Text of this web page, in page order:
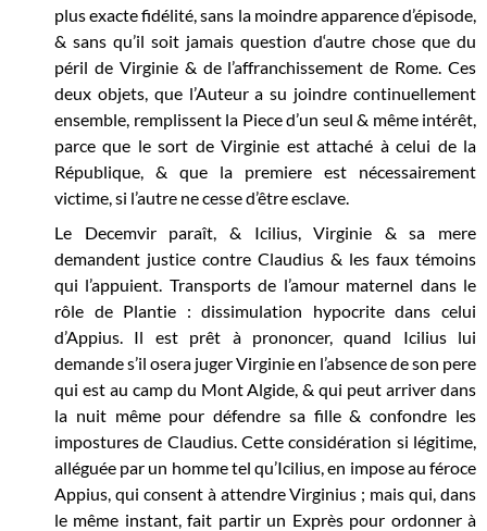
plus exacte fidélité, sans la moindre apparence d’épisode,
& sans qu’il soit jamais question d‘autre chose que du
péril de Virginie & de l’affranchissement de Rome. Ces
deux objets, que l’Auteur a su joindre continuellement
ensemble, remplissent la Piece d’un seul & même intérêt,
parce que le sort de Virginie est attaché à celui de la
République, & que la premiere est nécessairement
victime, si l’autre ne cesse d’être esclave.
Le Decemvir paraît, & Icilius, Virginie & sa mere
demandent justice contre Claudius & les faux témoins
qui l’appuient. Transports de l’amour maternel dans le
rôle de Plantie : dissimulation hypocrite dans celui
d’Appius. Il est prêt à prononcer, quand Icilius lui
demande s’il osera juger Virginie en l’absence de son pere
qui est au camp du Mont Algide, & qui peut arriver dans
la nuit même pour défendre sa fille & confondre les
impostures de Claudius. Cette considération si légitime,
alléguée par un homme tel qu’Icilius, en impose au féroce
Appius, qui consent à attendre Virginius ; mais qui, dans
le même instant, fait partir un Exprès pour ordonner à